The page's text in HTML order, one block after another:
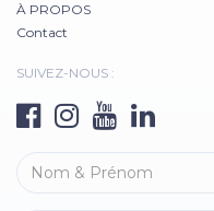
À PROPOS
Contact
SUIVEZ-NOUS :